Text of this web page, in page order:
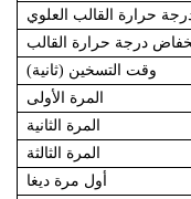
حرارة القالب العلوي
درجة حرارة القالب
وقت التسخين (ثانية)
المرة الأولى
المرة الثانية
المرة الثالثة
أول مرة ديغا